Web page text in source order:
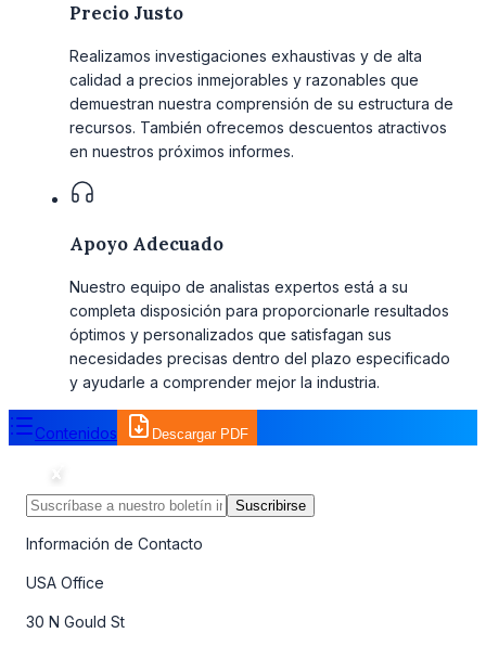
Precio Justo
Realizamos investigaciones exhaustivas y de alta
calidad a precios inmejorables y razonables que
demuestran nuestra comprensión de su estructura de
recursos. También ofrecemos descuentos atractivos
en nuestros próximos informes.
Apoyo Adecuado
Nuestro equipo de analistas expertos está a su
completa disposición para proporcionarle resultados
óptimos y personalizados que satisfagan sus
necesidades precisas dentro del plazo especificado
y ayudarle a comprender mejor la industria.
Contenidos Descargar PDF
Suscribirse
Información de Contacto
USA Office
30 N Gould St